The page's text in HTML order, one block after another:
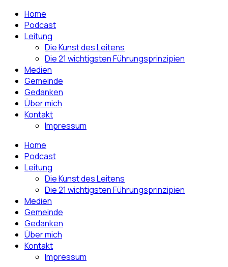
Home
Podcast
Leitung
Die Kunst des Leitens
Die 21 wichtigsten Führungsprinzipien
Medien
Gemeinde
Gedanken
Über mich
Kontakt
Impressum
Home
Podcast
Leitung
Die Kunst des Leitens
Die 21 wichtigsten Führungsprinzipien
Medien
Gemeinde
Gedanken
Über mich
Kontakt
Impressum